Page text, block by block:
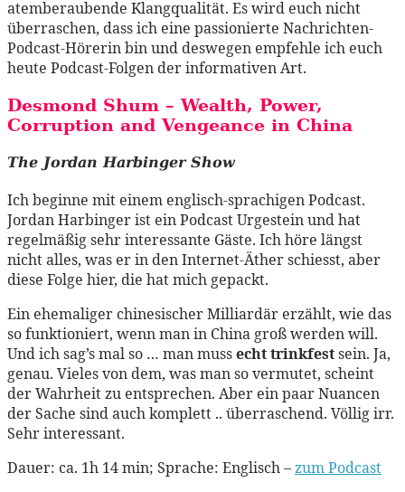
atemberaubende Klangqualität. Es wird euch nicht
überraschen, dass ich eine passionierte Nachrichten-
Podcast-Hörerin bin und deswegen empfehle ich euch
heute Podcast-Folgen der informativen Art.
Desmond Shum –Wealth, Power,
Corruption and Vengeance in China
The Jordan Harbinger Show
Ich beginne mit einem englisch-sprachigen Podcast.
Jordan Harbinger ist ein Podcast Urgestein und hat
regelmäßig sehr interessante Gäste. Ich höre längst
nicht alles, was er in den Internet-Äther schiesst, aber
diese Folge hier, die hat mich gepackt.
Ein ehemaliger chinesischer Milliardär erzählt, wie das
so funktioniert, wenn man in China groß werden will.
Und ich sag’s mal so … man mussecht trinkfestsein. Ja,
genau. Vieles von dem, was man so vermutet, scheint
der Wahrheit zu entsprechen. Aber ein paar Nuancen
der Sache sind auch komplett .. überraschend. Völlig irr.
Sehr interessant.
Dauer: ca. 1h 14 min; Sprache: Englisch –zum Podcast